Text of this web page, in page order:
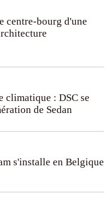
centre-bourg d'une
climatique : DSC se
de Sedan
s'installe en Belgique